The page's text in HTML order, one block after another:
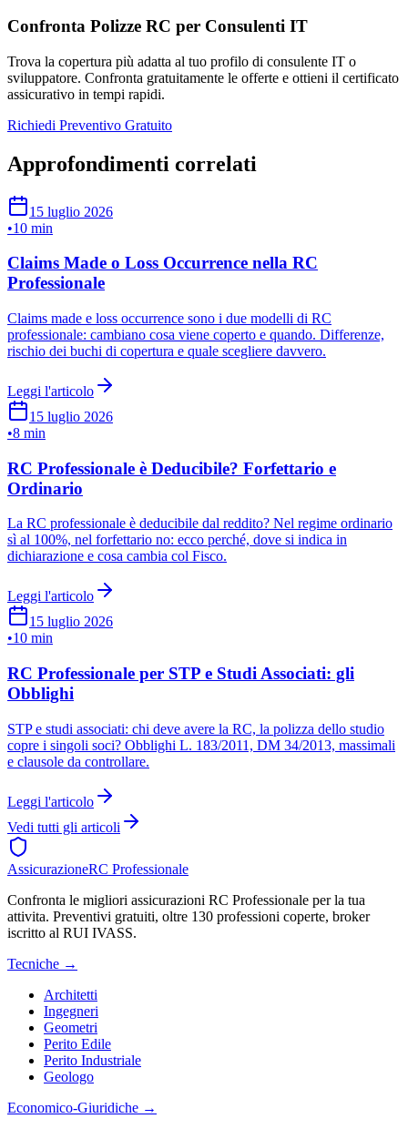
Confronta Polizze RC per Consulenti IT
Trova la copertura più adatta al tuo profilo di consulente IT o
sviluppatore. Confronta gratuitamente le offerte e ottieni il certificato
assicurativo in tempi rapidi.
Richiedi Preventivo Gratuito
Approfondimenti correlati
15 luglio 2026
•10 min
Claims Made o Loss Occurrence nella RC
Professionale
Claims made e loss occurrence sono i due modelli di RC
professionale: cambiano cosa viene coperto e quando. Differenze,
rischio dei buchi di copertura e quale scegliere davvero.
Leggi l'articolo
15 luglio 2026
•8 min
RC Professionale è Deducibile? Forfettario e
Ordinario
La RC professionale è deducibile dal reddito? Nel regime ordinario
sì al 100%, nel forfettario no: ecco perché, dove si indica in
dichiarazione e cosa cambia col Fisco.
Leggi l'articolo
15 luglio 2026
•10 min
RC Professionale per STP e Studi Associati: gli
Obblighi
STP e studi associati: chi deve avere la RC, la polizza dello studio
copre i singoli soci? Obblighi L. 183/2011, DM 34/2013, massimali
e clausole da controllare.
Leggi l'articolo
Vedi tutti gli articoli
AssicurazioneRC Professionale
Confronta le migliori assicurazioni RC Professionale per la tua
attivita. Preventivi gratuiti, oltre 130 professioni coperte, broker
iscritto al RUI IVASS.
Tecniche →
Architetti
Ingegneri
Geometri
Perito Edile
Perito Industriale
Geologo
Economico-Giuridiche →